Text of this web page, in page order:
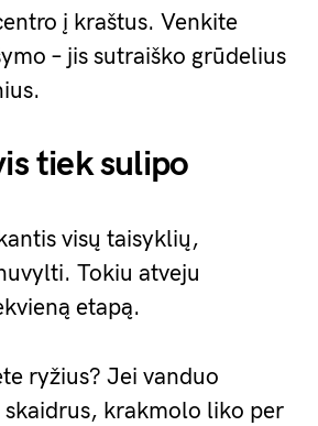
į kraštus. Venkite
– jis sutraiško grūdelius
tiek sulipo
visų taisyklių,
Tokiu atveju
etapą.
ryžius? Jei vanduo
skaidrus, krakmolo liko per